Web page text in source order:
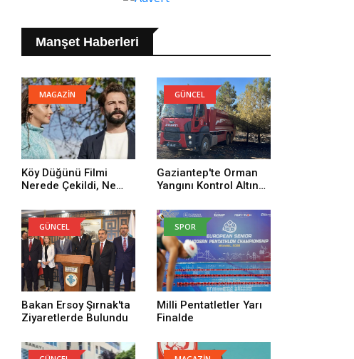
Manşet Haberleri
MAGAZİN
Köy Düğünü Filmi
Nerede Çekildi, Ne
Düğünü Filmi
Oyuncuları Kim,
Konusu Ne?
GÜNCEL
Gaziantep'te Orman
Yangını Kontrol Altına
GÜNCEL
Bakan Ersoy Şırnak'ta
Ziyaretlerde Bulundu
SPOR
Milli Pentatletler Yarı
Finalde